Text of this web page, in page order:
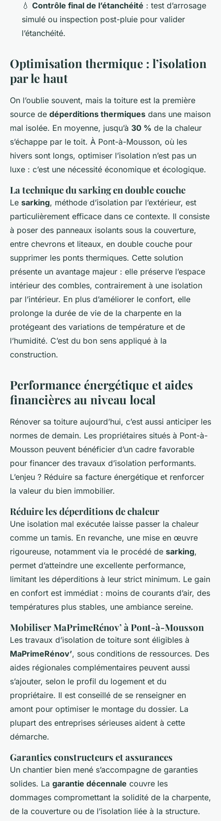
💧 Contrôle final de l’étanchéité : test d’arrosage
simulé ou inspection post-pluie pour valider
l’étanchéité.
Optimisation thermique : l’isolation
par le haut
On l’oublie souvent, mais la toiture est la première
source de déperditions thermiques dans une maison
mal isolée. En moyenne, jusqu’à 30 % de la chaleur
s’échappe par le toit. À Pont-à-Mousson, où les
hivers sont longs, optimiser l’isolation n’est pas un
luxe : c’est une nécessité économique et écologique.
La technique du sarking en double couche
Le sarking, méthode d’isolation par l’extérieur, est
particulièrement efficace dans ce contexte. Il consiste
à poser des panneaux isolants sous la couverture,
entre chevrons et liteaux, en double couche pour
supprimer les ponts thermiques. Cette solution
présente un avantage majeur : elle préserve l’espace
intérieur des combles, contrairement à une isolation
par l’intérieur. En plus d’améliorer le confort, elle
prolonge la durée de vie de la charpente en la
protégeant des variations de température et de
l’humidité. C’est du bon sens appliqué à la
construction.
Performance énergétique et aides
financières au niveau local
Rénover sa toiture aujourd’hui, c’est aussi anticiper les
normes de demain. Les propriétaires situés à Pont-à-
Mousson peuvent bénéficier d’un cadre favorable
pour financer des travaux d’isolation performants.
L’enjeu ? Réduire sa facture énergétique et renforcer
la valeur du bien immobilier.
Réduire les déperditions de chaleur
Une isolation mal exécutée laisse passer la chaleur
comme un tamis. En revanche, une mise en œuvre
rigoureuse, notamment via le procédé de sarking,
permet d’atteindre une excellente performance,
limitant les déperditions à leur strict minimum. Le gain
en confort est immédiat : moins de courants d’air, des
températures plus stables, une ambiance sereine.
Mobiliser MaPrimeRénov’ à Pont-à-Mousson
Les travaux d’isolation de toiture sont éligibles à
MaPrimeRénov’, sous conditions de ressources. Des
aides régionales complémentaires peuvent aussi
s’ajouter, selon le profil du logement et du
propriétaire. Il est conseillé de se renseigner en
amont pour optimiser le montage du dossier. La
plupart des entreprises sérieuses aident à cette
démarche.
Garanties constructeurs et assurances
Un chantier bien mené s’accompagne de garanties
solides. La garantie décennale couvre les
dommages compromettant la solidité de la charpente,
de la couverture ou de l’isolation liée à la structure.